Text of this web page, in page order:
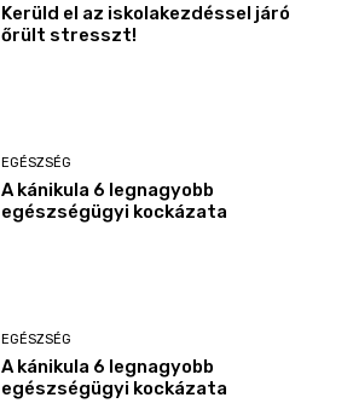
Kerüld el az iskolakezdéssel járó
őrült stresszt!
EGÉSZSÉG
A kánikula 6 legnagyobb
egészségügyi kockázata
EGÉSZSÉG
A kánikula 6 legnagyobb
egészségügyi kockázata